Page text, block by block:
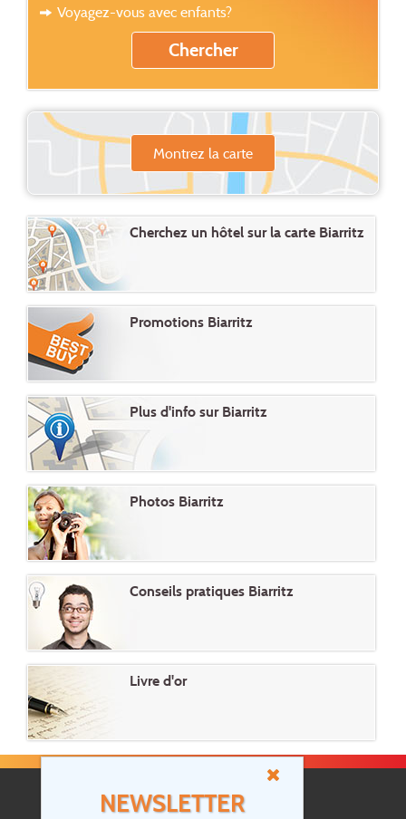
NEWSLETTER
Voyagez-vous avec enfants?
Montrez la carte
Cherchez un hôtel sur la carte Biarritz
Promotions Biarritz
Plus d'info sur Biarritz
Photos Biarritz
Conseils pratiques Biarritz
Livre d'or